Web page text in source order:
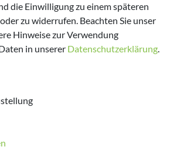
die Einwilligung zu einem späteren
zu widerrufen. Beachten Sie unser
Hinweise zur Verwendung
in unserer Daten­schutz­erklärung.